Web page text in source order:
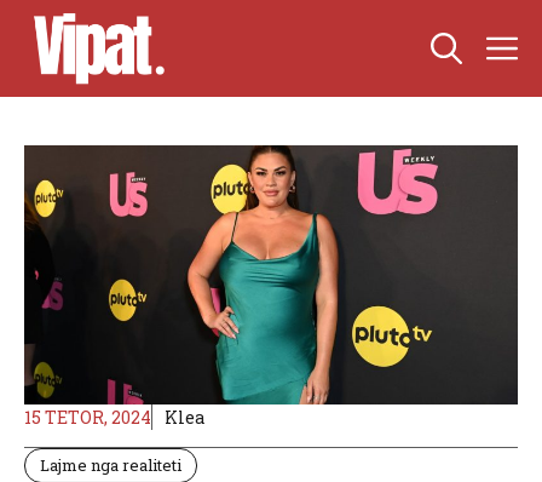
Skip
content
15 TETOR, 2024 Klea
Lajme nga realiteti